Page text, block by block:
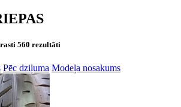
560 rezultāti
Pēc dziļuma Modeļa nosakums